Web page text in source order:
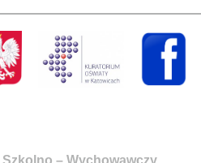
– Wychowawczy